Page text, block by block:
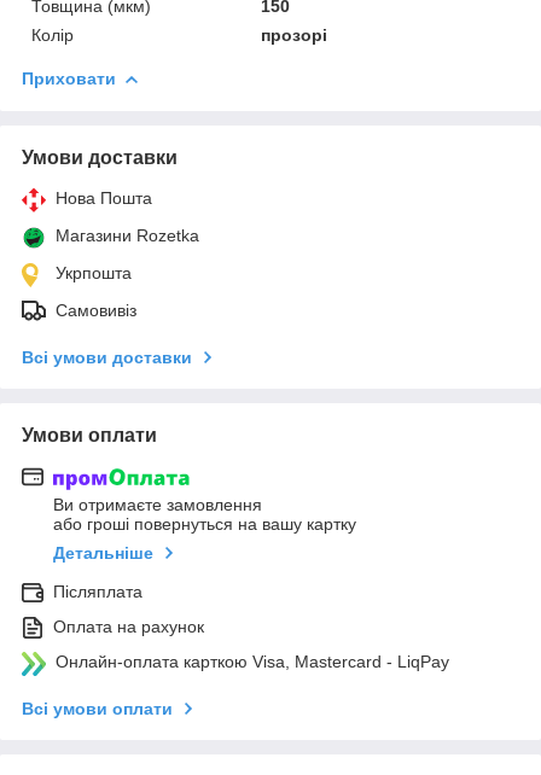
Товщина (мкм)
150
Колір
прозорі
Приховати
Умови доставки
Нова Пошта
Магазини Rozetka
Укрпошта
Самовивіз
Всі умови доставки
Умови оплати
Ви отримаєте замовлення
або гроші повернуться на вашу картку
Детальніше
Післяплата
Оплата на рахунок
Онлайн-оплата карткою Visa, Mastercard - LiqPay
Всі умови оплати